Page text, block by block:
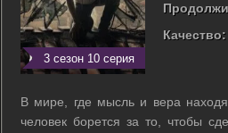
3 сезон 10 серия
Качество:
В мире, где мысль и вера
человек борется за то, чтобы